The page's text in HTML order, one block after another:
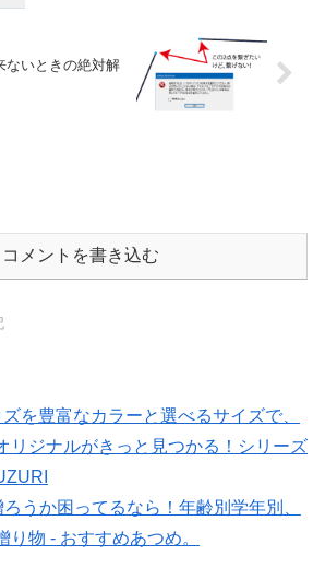
ないときの絶対解
コメントを書き込む
を豊富なカラーと選べるサイズで、
リジナルがきっと見つかる！シリーズ
うか困ってるなら！年齢別学年別、
物 - おすすめあつめ。